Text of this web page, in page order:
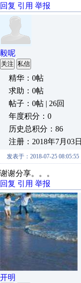
回复 引用 举报
毅呢
关注 私信
精华：0帖
求助：0帖
帖子：0帖 | 26回
年度积分：0
历史总积分：86
注册：2018年7月03日
发表于：2018-07-25 08:05:55
谢谢分享。。。
回复 引用 举报
开明